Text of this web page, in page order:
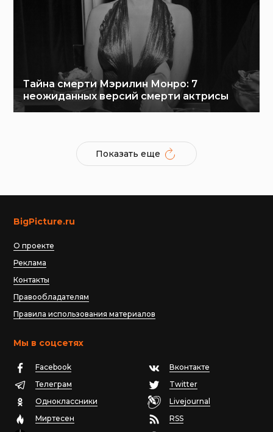
Тайна смерти Мэрилин Монро: 7
неожиданных версий смерти актрисы
Показать еще
BigPicture.ru
О проекте
Реклама
Контакты
Правообладателям
Правила использования материалов
Мы в соцсетях
Facebook
Вконтакте
Телеграм
Twitter
Одноклассники
Livejournal
Миртесен
RSS